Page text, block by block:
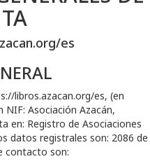
es
libros.azacan.org/es, (en
NIF: Asociación Azacán,
en: Registro de Asociaciones
datos registrales son: 2086 de
contacto son: